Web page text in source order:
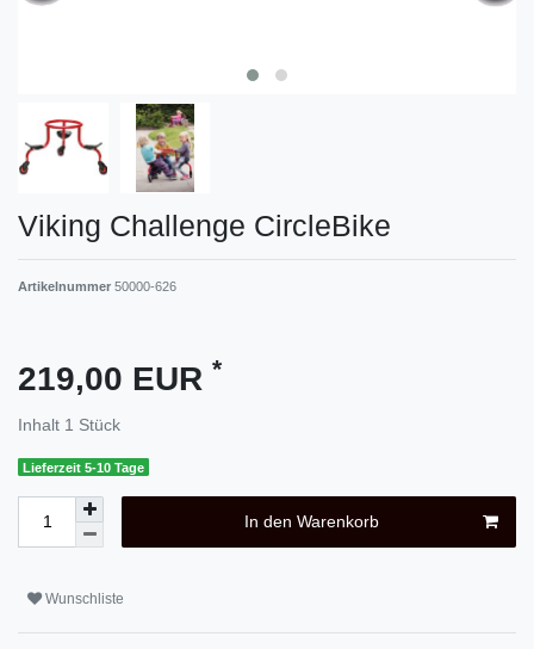
Viking Challenge CircleBike
Artikelnummer 50000-626
219,00 EUR *
Inhalt 1 Stück
Lieferzeit 5-10 Tage
In den Warenkorb
Wunschliste